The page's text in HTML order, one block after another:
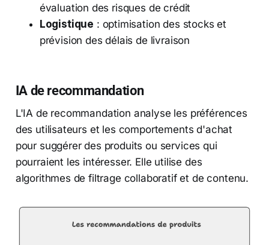
évaluation des risques de crédit
Logistique : optimisation des stocks et
prévision des délais de livraison
IA de recommandation
L'IA de recommandation analyse les préférences
des utilisateurs et les comportements d'achat
pour suggérer des produits ou services qui
pourraient les intéresser. Elle utilise des
algorithmes de filtrage collaboratif et de contenu.